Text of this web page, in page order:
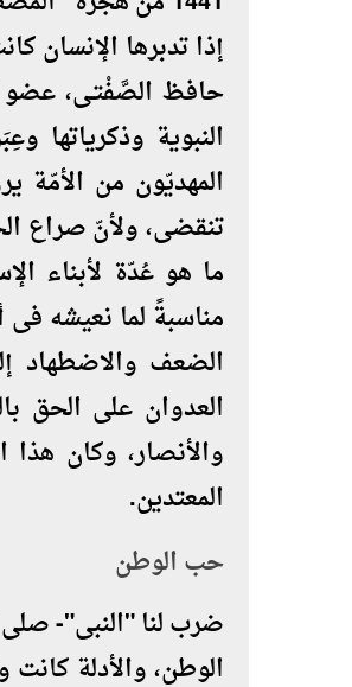
إذا تدبرها الإنسان
حافظ الصَّفْتـى، عضو
النبوية وذكرياتها
المهديّون من الأمّة
تنقضى، ولأنّ صراع
ما هو عُدّة لأبناء
مناسبةً لما نعيشه فى
الضعف والاضطهاد
العدوان على الحق
والأنصار، وكان
المعتدين.
حب الوطن
ضرب لنا "النبى"-
الوطن، والأدلة